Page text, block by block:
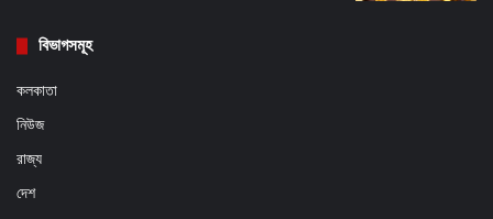
বিভাগসমূহ
কলকাতা
নিউজ
রাজ্য
দেশ